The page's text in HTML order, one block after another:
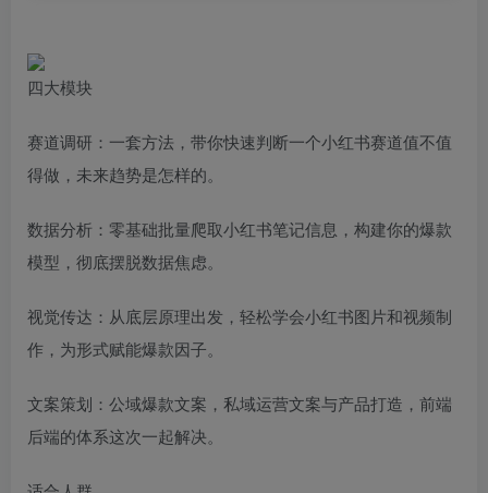
四大模块
赛道调研：一套方法，带你快速判断一个小红书赛道值不值
得做，未来趋势是怎样的。
数据分析：零基础批量爬取小红书笔记信息，构建你的爆款
模型，彻底摆脱数据焦虑。
视觉传达：从底层原理出发，轻松学会小红书图片和视频制
作，为形式赋能爆款因子。
文案策划：公域爆款文案，私域运营文案与产品打造，前端
后端的体系这次一起解决。